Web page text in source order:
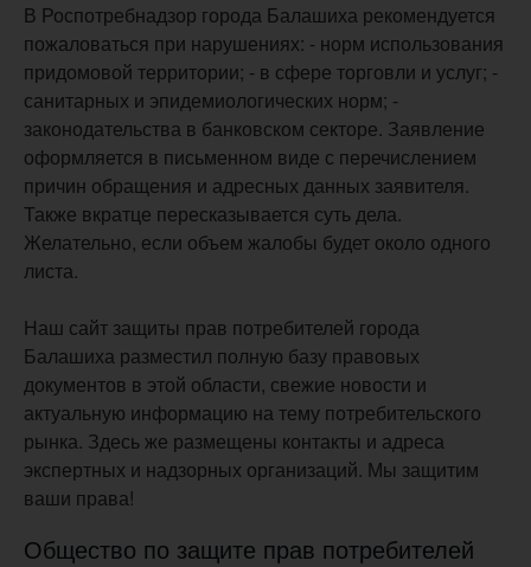
В Роспотребнадзор города Балашиха рекомендуется
пожаловаться при нарушениях: - норм использования
придомовой территории; - в сфере торговли и услуг; -
санитарных и эпидемиологических норм; -
законодательства в банковском секторе. Заявление
оформляется в письменном виде с перечислением
причин обращения и адресных данных заявителя.
Также вкратце пересказывается суть дела.
Желательно, если объем жалобы будет около одного
листа.
Наш сайт защиты прав потребителей города
Балашиха разместил полную базу правовых
документов в этой области, свежие новости и
актуальную информацию на тему потребительского
рынка. Здесь же размещены контакты и адреса
экспертных и надзорных организаций. Мы защитим
ваши права!
Общество по защите прав потребителей